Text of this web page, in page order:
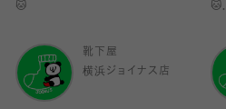
🐱
靴下屋
横浜ジョイナス店
🐱．